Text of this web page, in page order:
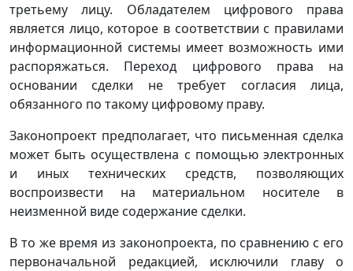
третьему лицу. Обладателем цифрового права
является лицо, которое в соответствии с правилами
информационной системы имеет возможность ими
распоряжаться. Переход цифрового права на
основании сделки не требует согласия лица,
обязанного по такому цифровому праву.
Законопроект предполагает, что письменная сделка
может быть осуществлена с помощью электронных
и иных технических средств, позволяющих
воспроизвести на материальном носителе в
неизменной виде содержание сделки.
В то же время из законопроекта, по сравнению с его
первоначальной редакцией, исключили главу о